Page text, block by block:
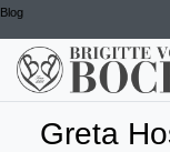
Blog
Greta